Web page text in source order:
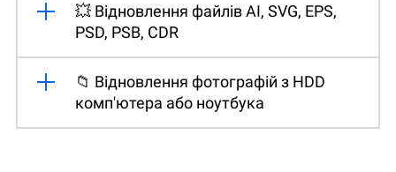
💥 Відновлення файлів AI, SVG, EPS,
PSD, PSB, CDR
📁 Відновлення фотографій з HDD
комп'ютера або ноутбука